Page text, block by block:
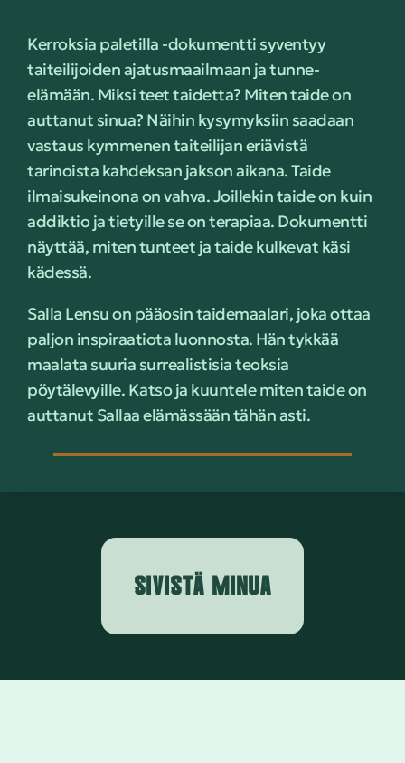
Kerroksia paletilla -dokumentti syventyy
taiteilijoiden ajatusmaailmaan ja tunne-
elämään. Miksi teet taidetta? Miten taide on
auttanut sinua? Näihin kysymyksiin saadaan
vastaus kymmenen taiteilijan eriävistä
tarinoista kahdeksan jakson aikana. Taide
ilmaisukeinona on vahva. Joillekin taide on kuin
addiktio ja tietyille se on terapiaa. Dokumentti
näyttää, miten tunteet ja taide kulkevat käsi
kädessä.
Salla Lensu on pääosin taidemaalari, joka ottaa
paljon inspiraatiota luonnosta. Hän tykkää
maalata suuria surrealistisia teoksia
pöytälevyille. Katso ja kuuntele miten taide on
auttanut Sallaa elämässään tähän asti.
SIVISTÄ MINUA